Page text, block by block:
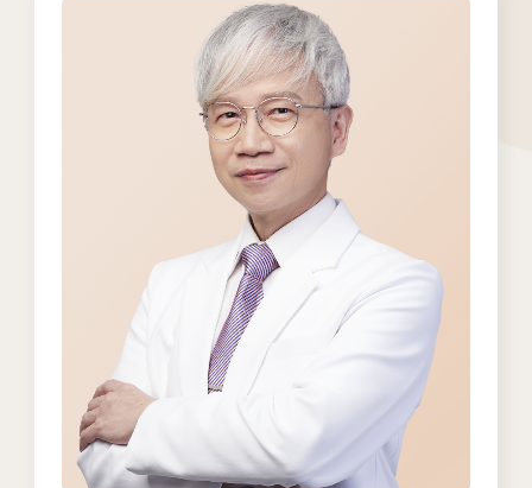
台中總院 「婚後孕前健康檢查」、「生育力健
檢」、「婚前健康檢查」及「育兒健檢」門診表
2026茂盛醫院全台巡迴好孕講座
2026.01.01
2026茂盛醫院講座《每月好孕講座》